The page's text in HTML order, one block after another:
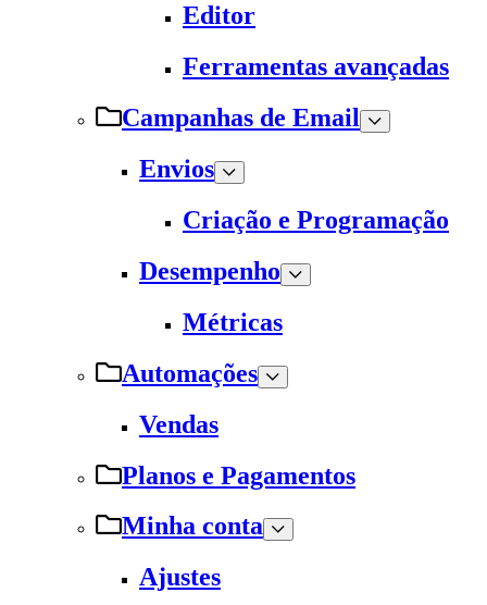
Editor
Ferramentas avançadas
Campanhas de Email
Envios
Criação e Programação
Desempenho
Métricas
Automações
Vendas
Planos e Pagamentos
Minha conta
Ajustes